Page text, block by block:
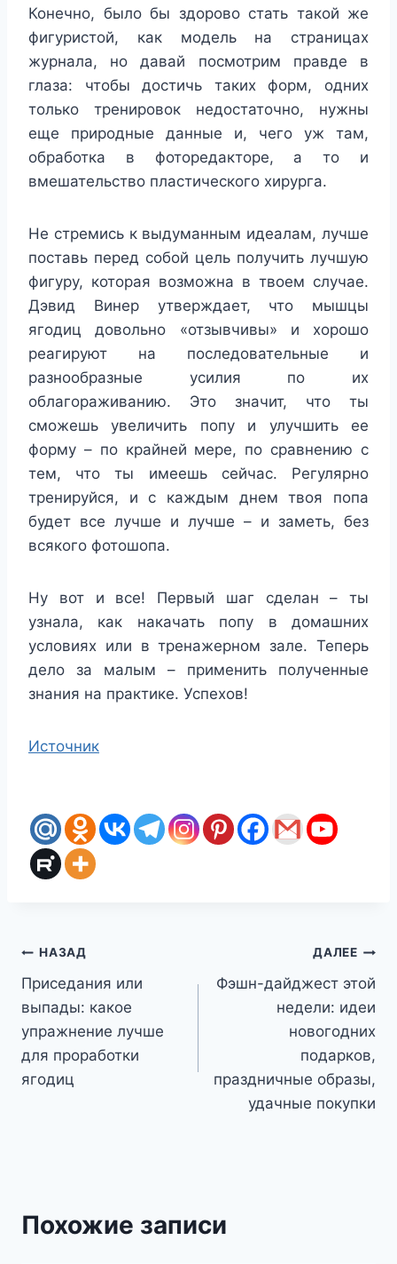
Конечно, было бы здорово стать такой же
фигуристой, как модель на страницах
журнала, но давай посмотрим правде в
глаза: чтобы достичь таких форм, одних
только тренировок недостаточно, нужны
еще природные данные и, чего уж там,
обработка в фоторедакторе, а то и
вмешательство пластического хирурга.
Не стремись к выдуманным идеалам, лучше
поставь перед собой цель получить лучшую
фигуру, которая возможна в твоем случае.
Дэвид Винер утверждает, что мышцы
ягодиц довольно «отзывчивы» и хорошо
реагируют на последовательные и
разнообразные усилия по их
облагораживанию. Это значит, что ты
сможешь увеличить попу и улучшить ее
форму – по крайней мере, по сравнению с
тем, что ты имеешь сейчас. Регулярно
тренируйся, и с каждым днем твоя попа
будет все лучше и лучше – и заметь, без
всякого фотошопа.
Ну вот и все! Первый шаг сделан – ты
узнала, как накачать попу в домашних
условиях или в тренажерном зале. Теперь
дело за малым – применить полученные
знания на практике. Успехов!
Источник
Навигация
по
записям
НАЗАД
Приседания или
выпады: какое
упражнение лучше
для проработки
ягодиц
ДАЛЕЕ
Фэшн-дайджест этой
недели: идеи
новогодних
подарков,
праздничные образы,
удачные покупки
Похожие записи